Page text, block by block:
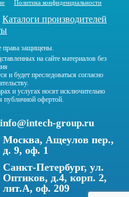
Политика конфиденциальности
Каталоги производителей
защищены.
на сайте материалов без
и будет преследоваться согласно
и услугах носят исключительно
публичной офертой.
info@intech-group.ru
Москва, Ащеулов пер.,
д. 9, оф. 1
Санкт-Петербург, ул.
Оптиков, д.4, корп. 2,
лит.А, оф. 209